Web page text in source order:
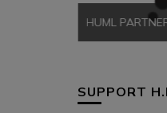
HUML
SUPPORT